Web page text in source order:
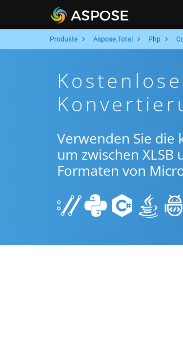
Produkte Aspose.Total Php
Verwenden Sie die
um zwischen XLSB
Formaten von